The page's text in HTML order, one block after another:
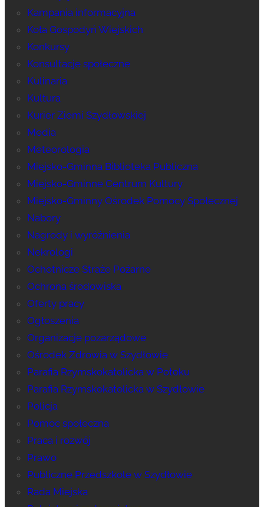
Kampania informacyjna
Koła Gospodyń Wiejskich
Konkursy
Konsultacje społeczne
Kulinaria
Kultura
Kurier Ziemi Szydłowskiej
Media
Meteorologia
Miejsko-Gminna Biblioteka Publiczna
Miejsko-Gminne Centrum Kultury
Miejsko-Gminny Ośrodek Pomocy Społecznej
Nabory
Nagrody i wyróżnienia
Nekrologi
Ochotnicze Straże Pożarne
Ochrona środowiska
Oferty pracy
Ogłoszenia
Organizacje pozarządowe
Ośrodek Zdrowia w Szydłowie
Parafia Rzymskokatolicka w Potoku
Parafia Rzymskokatolicka w Szydłowie
Policja
Pomoc społeczna
Praca i rozwój
Prawo
Publiczne Przedszkole w Szydłowie
Rada Miejska